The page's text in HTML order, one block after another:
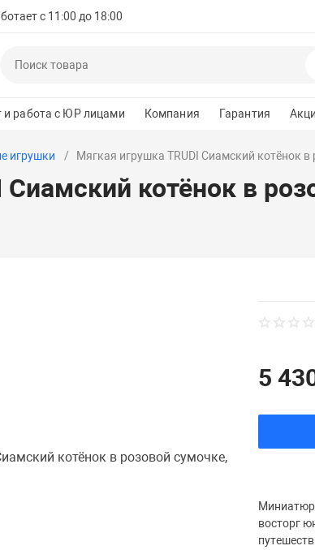
с 11:00 до 18:00
и работа с ЮР лицами Компания Гарантия
игрушки Мягкая игрушка TRUDI Сиамский котёнок
Сиамский котёнок в
5
восторг